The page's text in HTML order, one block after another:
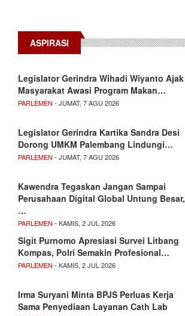
ASPIRASI
Legislator Gerindra Wihadi Wiyanto Ajak
Masyarakat Awasi Program Makan…
PARLEMEN - JUMAT, 7 AGU 2026
Legislator Gerindra Kartika Sandra Desi
Dorong UMKM Palembang Lindungi…
PARLEMEN - JUMAT, 7 AGU 2026
Kawendra Tegaskan Jangan Sampai
Perusahaan Digital Global Untung Besar,
…
PARLEMEN - KAMIS, 2 JUL 2026
Sigit Purnomo Apresiasi Survei Litbang
Kompas, Polri Semakin Profesional…
PARLEMEN - KAMIS, 2 JUL 2026
Irma Suryani Minta BPJS Perluas Kerja
Sama Penyediaan Layanan Cath Lab